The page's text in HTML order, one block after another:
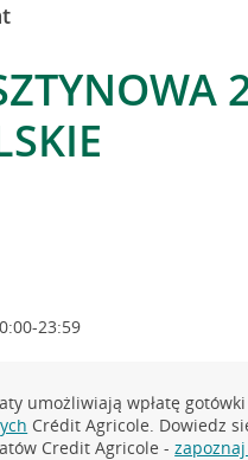
23:59
umożliwiają wpłatę
Crédit Agricole. Dowiedz
Credit Agricole -